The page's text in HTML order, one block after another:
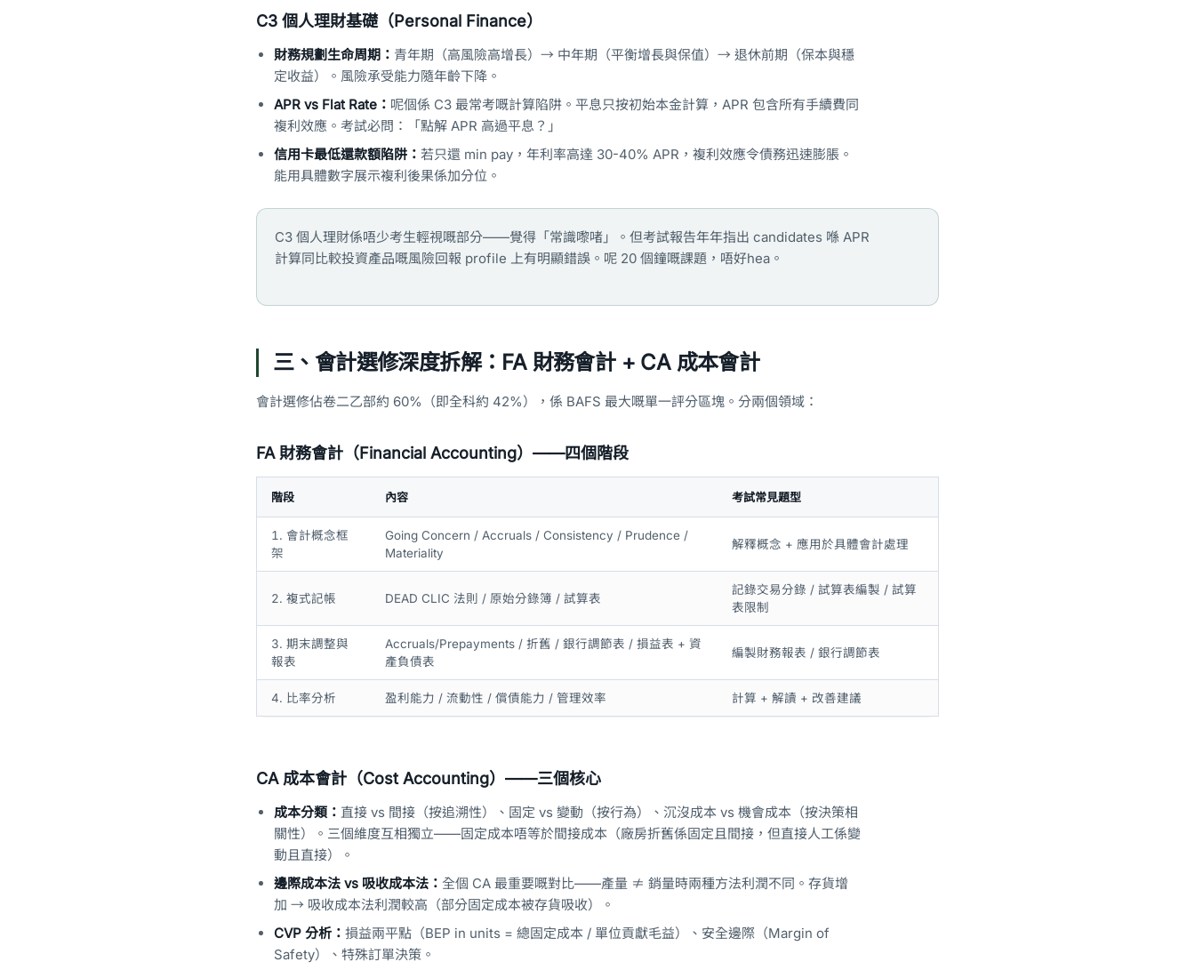
C3 個人理財基礎（Personal Finance）
財務規劃生命周期： 青年期（高風險高增長）→ 中年期（平衡增長與保值）→ 退休前期（保本與穩
定收益）。風險承受能力隨年齡下降。
APR vs Flat Rate： 呢個係 C3 最常考嘅計算陷阱。平息只按初始本金計算，APR 包含所有手續費同
複利效應。考試必問：「點解 APR 高過平息？」
信用卡最低還款額陷阱： 若只還 min pay，年利率高達 30-40% APR，複利效應令債務迅速膨脹。
能用具體數字展示複利後果係加分位。
C3 個人理財係唔少考生輕視嘅部分——覺得「常識嚟啫」。但考試報告年年指出 candidates 喺 APR
計算同比較投資產品嘅風險回報 profile 上有明顯錯誤。呢 20 個鐘嘅課題，唔好hea。
三、會計選修深度拆解：FA 財務會計 + CA 成本會計
會計選修佔卷二乙部約 60%（即全科約 42%），係 BAFS 最大嘅單一評分區塊。分兩個領域：
FA 財務會計（Financial Accounting）——四個階段
階段 內容 考試常見題型
1. 會計概念框
架
Going Concern / Accruals / Consistency / Prudence /
Materiality
解釋概念 + 應用於具體會計處理
2. 複式記帳 DEAD CLIC 法則 / 原始分錄簿 / 試算表
記錄交易分錄 / 試算表編製 / 試算
表限制
3. 期末調整與
報表
Accruals/Prepayments / 折舊 / 銀行調節表 / 損益表 + 資
產負債表
編製財務報表 / 銀行調節表
4. 比率分析 盈利能力 / 流動性 / 償債能力 / 管理效率 計算 + 解讀 + 改善建議
CA 成本會計（Cost Accounting）——三個核心
成本分類： 直接 vs 間接（按追溯性）、固定 vs 變動（按行為）、沉沒成本 vs 機會成本（按決策相
關性）。三個維度互相獨立——固定成本唔等於間接成本（廠房折舊係固定且間接，但直接人工係變
動且直接）。
邊際成本法 vs 吸收成本法： 全個 CA 最重要嘅對比——產量 ≠ 銷量時兩種方法利潤不同。存貨增
加 → 吸收成本法利潤較高（部分固定成本被存貨吸收）。
CVP 分析： 損益兩平點（BEP in units = 總固定成本 / 單位貢獻毛益）、安全邊際（Margin of
Safety）、特殊訂單決策。